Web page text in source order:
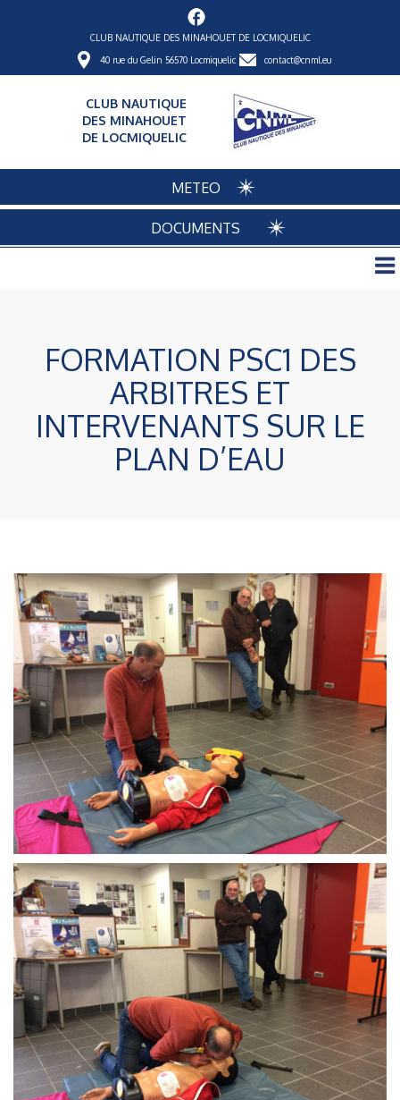
CLUB NAUTIQUE DES MINAHOUET DE LOCMIQUELIC
40 rue du Gelin 56570 Locmiquelic contact@cnml.eu
CLUB NAUTIQUE
DES MINAHOUET
DE LOCMIQUELIC
METEO
DOCUMENTS
FORMATION PSC1 DES
ARBITRES ET
INTERVENANTS SUR LE
PLAN D’EAU